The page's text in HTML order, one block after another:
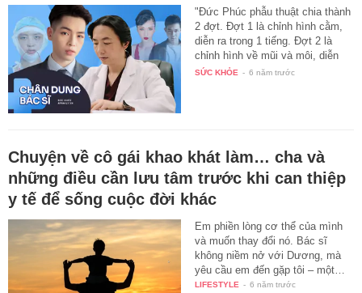
"Đức Phúc phẫu thuật chia thành
2 đợt. Đợt 1 là chỉnh hình cằm,
diễn ra trong 1 tiếng. Đợt 2 là
chỉnh hình về mũi và môi, diễn
ra…
SỨC KHỎE - 6 năm trước
Chuyện về cô gái khao khát làm… cha và
những điều cần lưu tâm trước khi can thiệp
y tế để sống cuộc đời khác
Em phiền lòng cơ thể của mình
và muốn thay đổi nó. Bác sĩ
không niềm nở với Dương, mà
yêu cầu em đến gặp tôi – một…
LIFESTYLE - 6 năm trước